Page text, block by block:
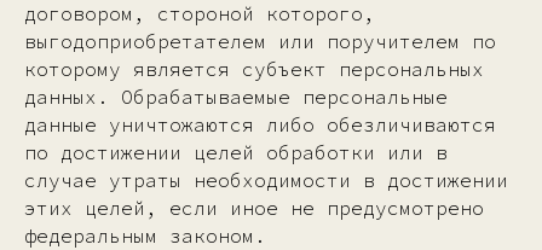
договором, стороной которого,
выгодоприобретателем или поручителем по
которому является субъект персональных
данных. Обрабатываемые персональные
данные уничтожаются либо обезличиваются
по достижении целей обработки или в
случае утраты необходимости в достижении
этих целей, если иное не предусмотрено
федеральным законом.